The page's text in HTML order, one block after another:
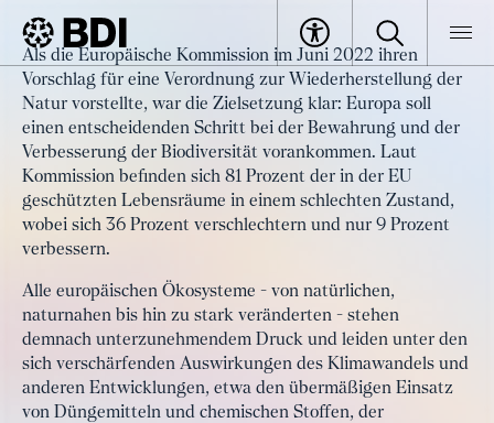
BDI Article
Article
Reconciling biodiversity and the
economy
Als die Europäische Kommission im Juni 2022 ihren
Vorschlag für eine Verordnung zur Wiederherstellung der
Natur vorstellte, war die Zielsetzung klar: Europa soll
einen entscheidenden Schritt bei der Bewahrung und der
Verbesserung der Biodiversität vorankommen. Laut
Kommission befinden sich 81 Prozent der in der EU
geschützten Lebensräume in einem schlechten Zustand,
wobei sich 36 Prozent verschlechtern und nur 9 Prozent
verbessern.
Alle europäischen Ökosysteme - von natürlichen,
naturnahen bis hin zu stark veränderten - stehen
demnach unterzunehmendem Druck und leiden unter den
sich verschärfenden Auswirkungen des Klimawandels und
anderen Entwicklungen, etwa den übermäßigen Einsatz
von Düngemitteln und chemischen Stoffen, der